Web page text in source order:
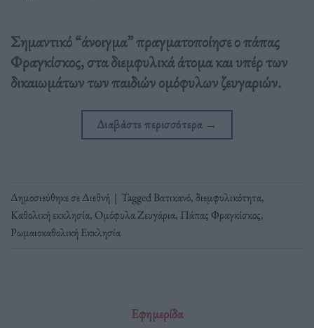
Σημαντικό “άνοιγμα” πραγματοποίησε ο πάπας
Φραγκίσκος, στα διεμφυλικά άτομα και υπέρ των
δικαιωμάτων των παιδιών ομόφυλων ζευγαριών.
Διαβάστε περισσότερα →
Δημοσιεύθηκε σεΔιεθνή | TaggedΒατικανό,διεμφυλικότητα,
Καθολική εκκλησία, Ομόφυλα Ζευγάρια, Πάπας Φραγκίσκος,
Ρωμαιοκαθολική Εκκλησία
Εφημερίδα